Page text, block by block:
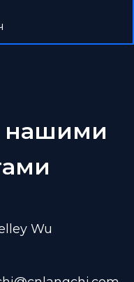
нашими
Wu